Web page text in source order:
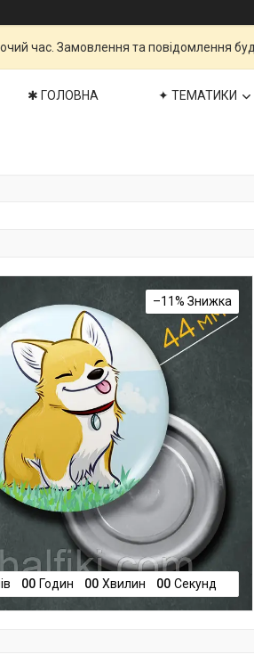
час. Замовлення та повідомлення
✱ ГОЛОВНА ✦ ТЕМАТИКИ
–11%
00 Годин 00 Хвилин 00 Секунд